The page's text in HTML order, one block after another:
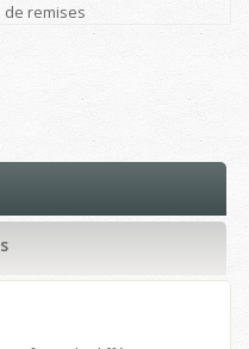
de remises